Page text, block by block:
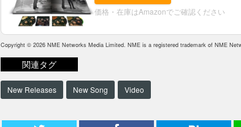
価格・在庫はAmazonでご確認ください
Copyright © 2026 NME Networks Media Limited. NME is a registered trademark of NME
関連タグ
New Releases New Song Video